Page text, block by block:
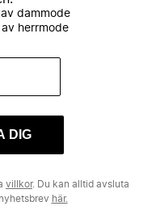
dammode
herrmode
DIG
villkor. Du kan alltid avsluta
här.